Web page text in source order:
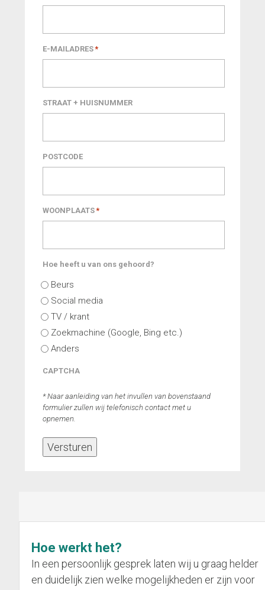
E-MAILADRES*
STRAAT + HUISNUMMER
POSTCODE
WOONPLAATS*
Hoe heeft u van ons gehoord?
Beurs
Social media
TV / krant
Zoekmachine (Google, Bing etc.)
Anders
CAPTCHA
* Naar aanleiding van het invullen van bovenstaand
formulier zullen wij telefonisch contact met u
opnemen.
Versturen
Hoe werkt het?
In een persoonlijk gesprek laten wij u graag helder
en duidelijk zien welke mogelijkheden er zijn voor